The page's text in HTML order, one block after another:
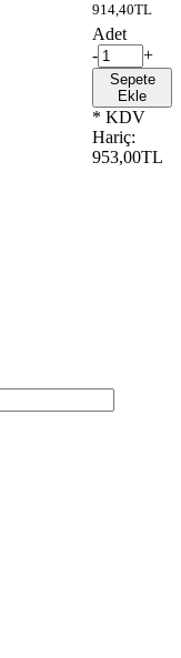
914,40TL
Adet
-
+
Sepete
Ekle
* KDV
Hariç:
953,00TL